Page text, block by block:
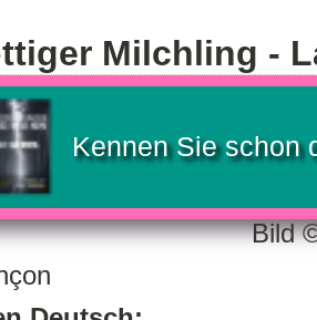
Milchling -
Kennen Sie schon
Bild